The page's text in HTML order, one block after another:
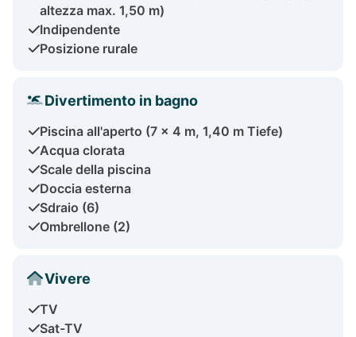
altezza max. 1,50 m)
Indipendente
Posizione rurale
Divertimento in bagno
Piscina all'aperto (7 x 4 m, 1,40 m Tiefe)
Acqua clorata
Scale della piscina
Doccia esterna
Sdraio (6)
Ombrellone (2)
Vivere
TV
Sat-TV